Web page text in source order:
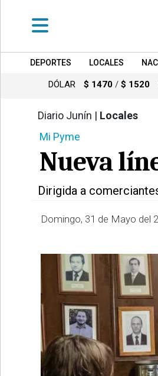
DEPORTES
LOCALES
PROVINCIALES
REGIONALES
ESPECTÁCULOS
INTERNACIONALES
DEPORTES LOCALES
DÓLAR $ 1470 / $ 1520
Diario Junín | Locales
Mi Pyme
Nueva
Dirigida a
Domingo, 31 de Mayo del